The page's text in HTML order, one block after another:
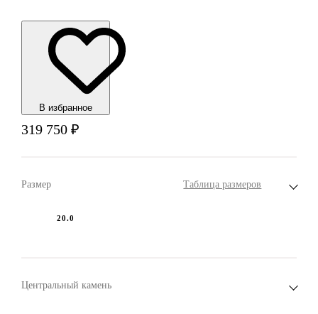
В избранноe
319 750 ₽
Размер Таблица размеров
20.0
Центральный камень